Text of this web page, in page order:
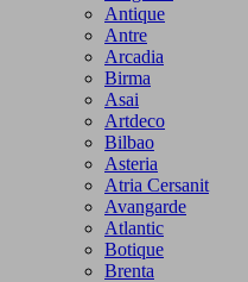
Antique
Antre
Arcadia
Birma
Asai
Artdeco
Bilbao
Asteria
Atria Cersanit
Avangarde
Atlantic
Botique
Brenta